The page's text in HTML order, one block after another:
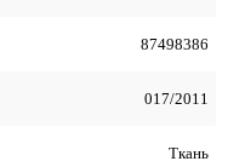
87498386
017/2011
Ткань